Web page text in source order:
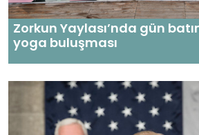
Zorkun Yaylası’nda gün
yoga buluşması